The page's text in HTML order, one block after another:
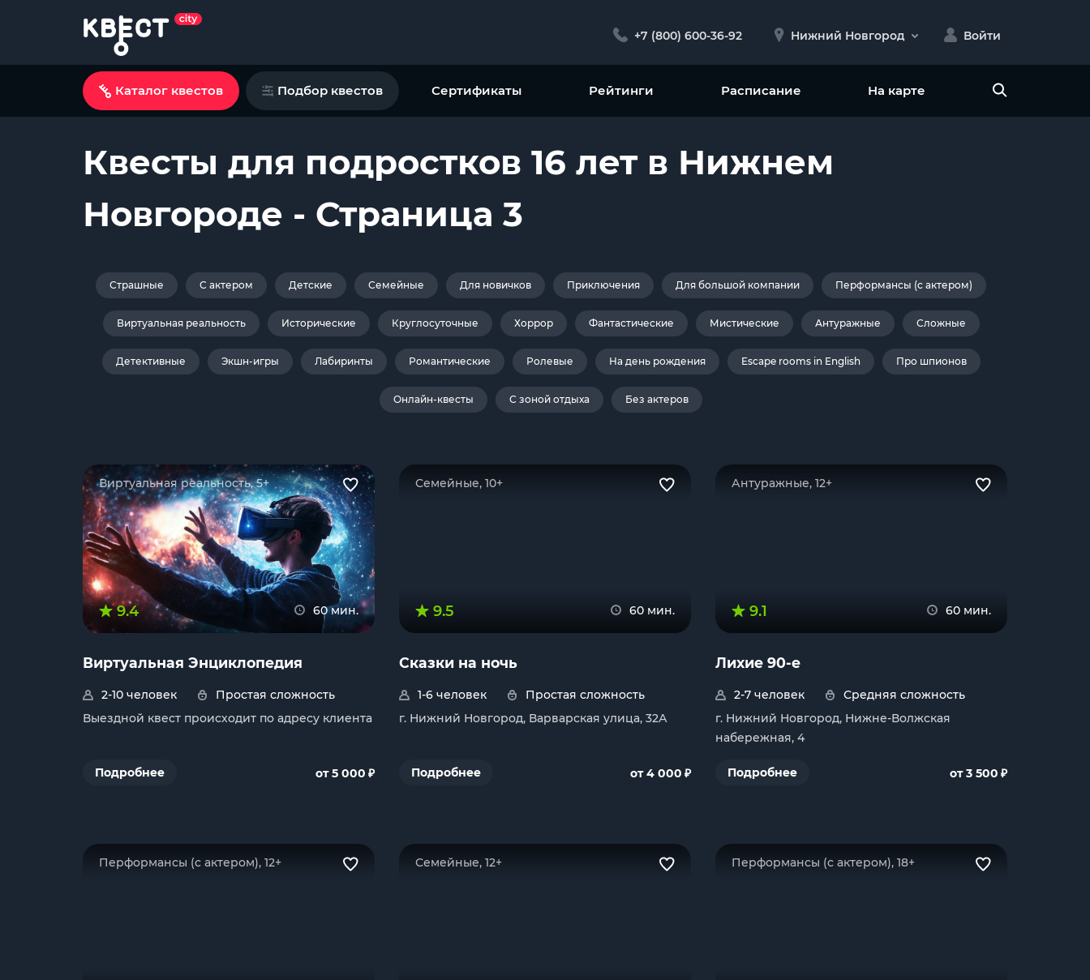
+7 (800) 600-36-92 Нижний Новгород Войти
Каталог квестов Подбор квестов Сертификаты Рейтинги Расписание На карте
Квесты для подростков 16 лет в Нижнем
Новгороде - Страница 3
Страшные С актером Детские Семейные Для новичков Приключения Для большой компании Перформансы (с актером)
Виртуальная реальность Исторические Круглосуточные Хоррор Фантастические Мистические Антуражные Сложные
Детективные Экшн-игры Лабиринты Романтические Ролевые На день рождения Escape rooms in English Про шпионов
Онлайн-квесты С зоной отдыха Без актеров
Виртуальная реальность, 5+
9.4 60 мин.
Виртуальная Энциклопедия
2-10 человек
Простая сложность
Выездной квест происходит по адресу клиента
Подробнее от 5 000 ₽
Семейные, 10+
9.5 60 мин.
Сказки на ночь
1-6 человек
Простая сложность
г. Нижний Новгород, Варварская улица, 32А
Подробнее от 4 000 ₽
Антуражные, 12+
9.1 60 мин.
Лихие 90-е
2-7 человек
Средняя сложность
г. Нижний Новгород, Нижне-Волжская
набережная, 4
Подробнее от 3 500 ₽
Перформансы (с актером), 12+ Семейные, 12+ Перформансы (с актером), 18+